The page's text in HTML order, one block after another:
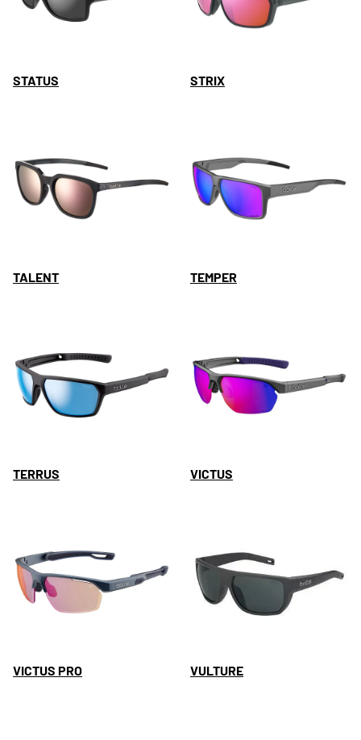
STATUS STRIX
TALENT TEMPER
TERRUS VICTUS
VICTUS PRO VULTURE